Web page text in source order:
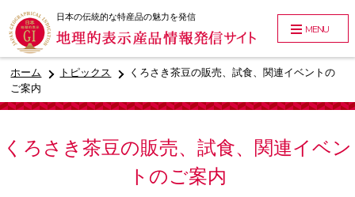
ホーム トピックス
くろさき茶豆の販売、試食、関連イベントの
ご案内
くろさき茶豆の販売、試食、関連イベン
トのご案内
日本の伝統的な特産品の魅力を発信
MENU